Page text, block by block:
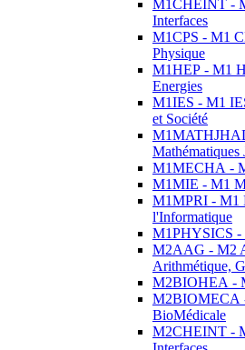
M1CHEINT -
Interfaces
M1CPS - M1
Physique
M1HEP - M1
Energies
M1IES - M1
et Société
Mathématiques
M1MECHA -
M1MIE - M1
M1MPRI - M1
l'Informatique
M1PHYSICS -
M2AAG - M2
Arithmétique,
M2BIOHEA -
M2BIOMECA
BioMédicale
M2CHEINT -